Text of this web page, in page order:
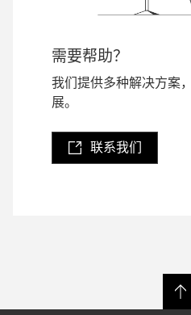
需要帮助？
我们提供多种解决方案
展。
联系我们